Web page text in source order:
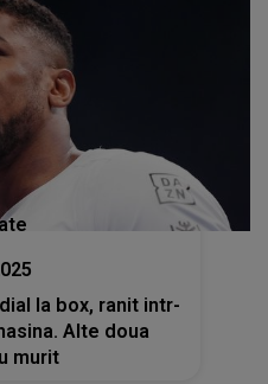
la box, ranit intr-
Alte doua
murit